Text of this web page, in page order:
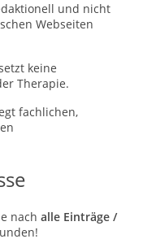
und nicht
Webseiten
keine
Therapie.
fachlichen,
nach alle Einträge /